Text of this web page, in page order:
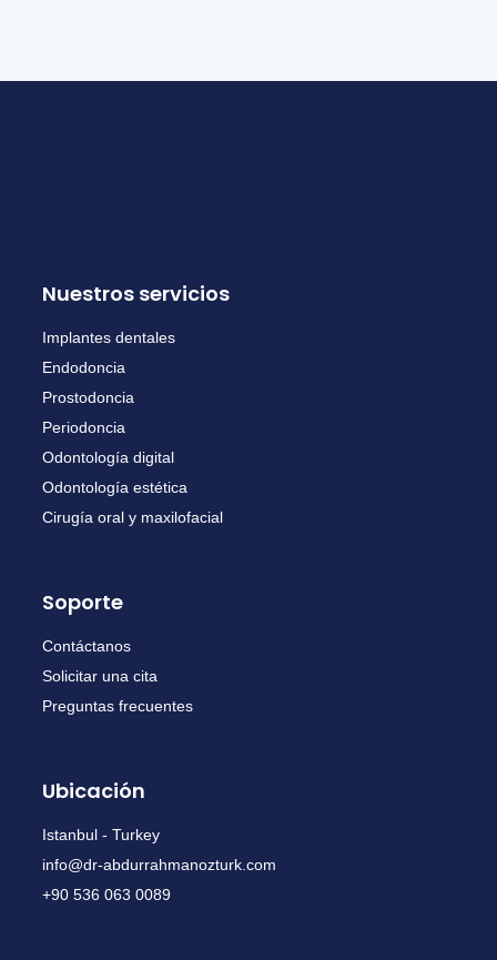
Nuestros servicios
Implantes dentales
Endodoncia
Prostodoncia
Periodoncia
Odontología digital
Odontología estética
Cirugía oral y maxilofacial
Soporte
Contáctanos
Solicitar una cita
Preguntas frecuentes
Ubicación
Istanbul - Turkey
info@dr-abdurrahmanozturk.com
+90 536 063 0089